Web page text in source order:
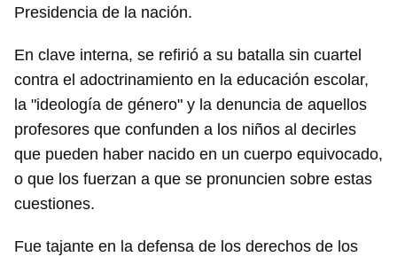
Presidencia de la nación.
En clave interna, se refirió a su batalla sin cuartel
contra el adoctrinamiento en la educación escolar,
la "ideología de género" y la denuncia de aquellos
profesores que confunden a los niños al decirles
que pueden haber nacido en un cuerpo equivocado,
o que los fuerzan a que se pronuncien sobre estas
cuestiones.
Fue tajante en la defensa de los derechos de los